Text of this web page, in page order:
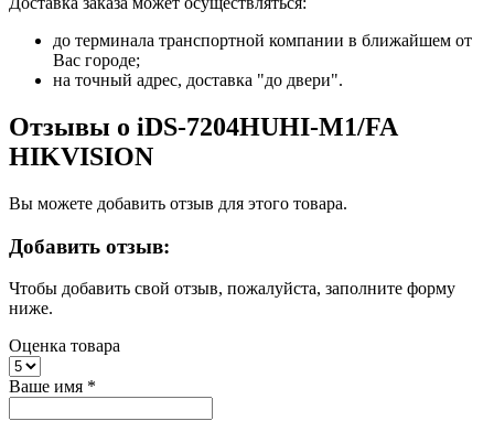
до терминала транспортной компании в ближайшем от
Вас городе;
на точный адрес, доставка "до двери".
Отзывы о iDS-7204HUHI-M1/FA
HIKVISION
Вы можете добавить отзыв для этого товара.
Добавить отзыв:
Чтобы добавить свой отзыв, пожалуйста, заполните форму
ниже.
Оценка товара
Ваше имя *